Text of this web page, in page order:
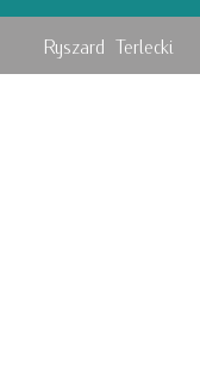
Ryszard Terlecki